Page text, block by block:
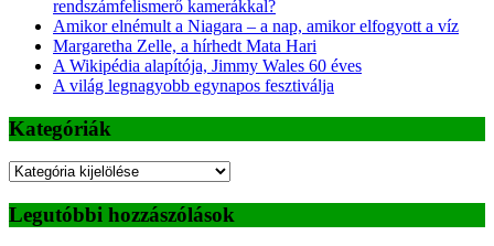
rendszámfelismerő kamerákkal?
Amikor elnémult a Niagara – a nap, amikor elfogyott a víz
Margaretha Zelle, a hírhedt Mata Hari
A Wikipédia alapítója, Jimmy Wales 60 éves
A világ legnagyobb egynapos fesztiválja
Kategóriák
Kategóriák
Legutóbbi hozzászólások